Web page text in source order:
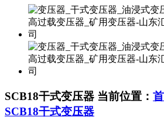
SCB18干式变压器 当前位置：
SCB18干式变压器